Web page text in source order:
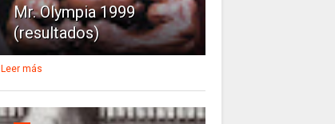
Mr. Olympia 1999
(resultados)
Leer más